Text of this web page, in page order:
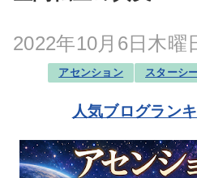
2022年10月6日木曜
アセンション スターシ
人気ブログラン